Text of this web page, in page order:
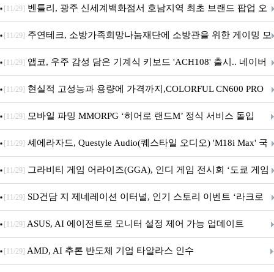
Crosshair X870E EDITION 20 국내 출시 예정
[11/29] 벤틀리, 광주 신세계백화점서 호남지역 최초 브랜드 팝업 오
픈
[11/29] 주연테크, 소방가족희망나눔재단에 소방관을 위한 게이밍 모
니터·스마트 펫 침대 기부
[11/29] 앱코, 우주 감성 담은 기계식 키보드 'ACH108' 출시.. 네이버
브랜드데이 기획전 진행
[11/29] 현실적 고성능과 용량에 가격까지,COLORFUL CN600 PRO
M.2 NVMe 디앤디컴 1TB
[11/29] 모바일 파밍 MMORPG ‘히어로 랜드M’ 정식 서비스 돌입
[11/29] 셰에라자드, Questyle Audio(퀘스타일 오디오) 'M18i Max' 국
내 정식 출시
[11/29] 그라비티 게임 어라이즈(GGA), 인디 게임 전시회 ‘도쿄 게임
던전 13’ 참가!
[11/29] SD건담 지 제네레이션 이터널, 인기 스토리 이벤트 ‘라크로
아의 용사’ 재개최 및 풍성한 기념 이벤트 실시!
[11/29] ASUS, AI 에이전트로 모니터 설정 제어 가능 업데이트
[11/29] AMD, AI 추론 반도체 기업 타알라스 인수